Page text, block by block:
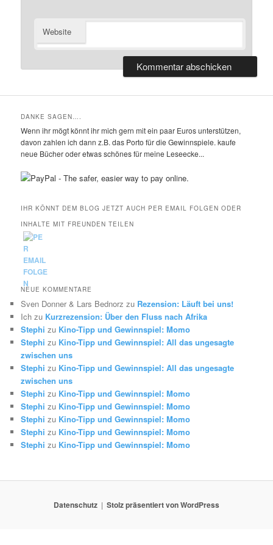
Website
DANKE SAGEN….
Wenn ihr mögt könnt ihr mich gern mit ein paar Euros unterstützen,
davon zahlen ich dann z.B. das Porto für die Gewinnspiele. kaufe
neue Bücher oder etwas schönes für meine Leseecke...
IHR KÖNNT DEM BLOG JETZT AUCH PER EMAIL FOLGEN ODER
INHALTE MIT FREUNDEN TEILEN
NEUE KOMMENTARE
Sven Donner & Lars Bednorz zu Rezension: Läuft bei uns!
Ich zu Kurzrezension: Über den Fluss nach Afrika
Stephi zu Kino-Tipp und Gewinnspiel: Momo
Stephi zu Kino-Tipp und Gewinnspiel: All das ungesagte
zwischen uns
Stephi zu Kino-Tipp und Gewinnspiel: All das ungesagte
zwischen uns
Stephi zu Kino-Tipp und Gewinnspiel: Momo
Stephi zu Kino-Tipp und Gewinnspiel: Momo
Stephi zu Kino-Tipp und Gewinnspiel: Momo
Stephi zu Kino-Tipp und Gewinnspiel: Momo
Stephi zu Kino-Tipp und Gewinnspiel: Momo
Datenschutz Stolz präsentiert von WordPress